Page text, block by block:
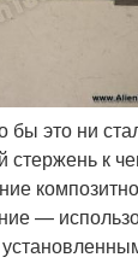
бы это ни
к
—